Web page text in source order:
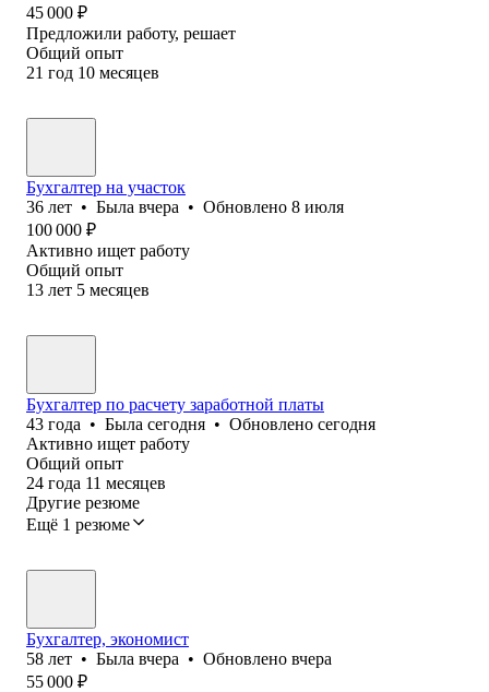
45 000 ₽
Предложили работу, решает
Общий опыт
21 год 10 месяцев
Бухгалтер на участок
36 лет • Была вчера • Обновлено 8 июля
100 000 ₽
Активно ищет работу
Общий опыт
13 лет 5 месяцев
Бухгалтер по расчету заработной платы
43 года • Была сегодня • Обновлено сегодня
Активно ищет работу
Общий опыт
24 года 11 месяцев
Другие резюме
Ещё 1 резюме
Бухгалтер, экономист
58 лет • Была вчера • Обновлено вчера
55 000 ₽